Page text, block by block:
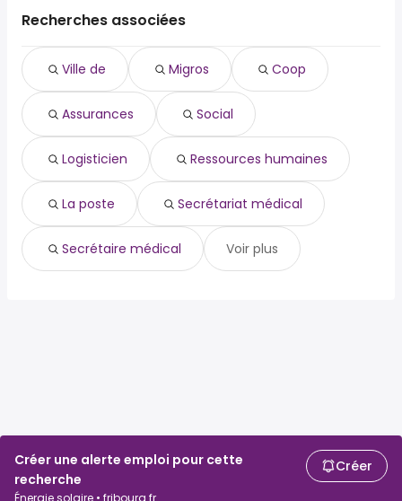
Créer une alerte emploi pour cette
recherche
Énergie solaire • fribourg fr
Créer
ville de
assurances
social
logisticien
ressources humaines
la poste
secrétariat médical
secrétaire médical
Recherches associées
Ville de Migros Coop
Assurances Social
Logisticien Ressources humaines
La poste Secrétariat médical
Secrétaire médical Voir plus